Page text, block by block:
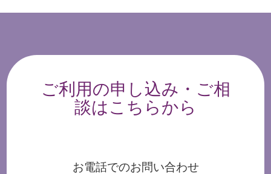
ご利用の申し込み・ご相
談はこちらから
お電話でのお問い合わせ